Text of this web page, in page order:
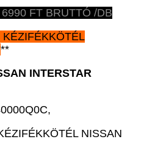
6990 FT BRUTTÓ /DB
KÉZIFÉKKÖTÉL
**
INTERSTAR
NISSAN